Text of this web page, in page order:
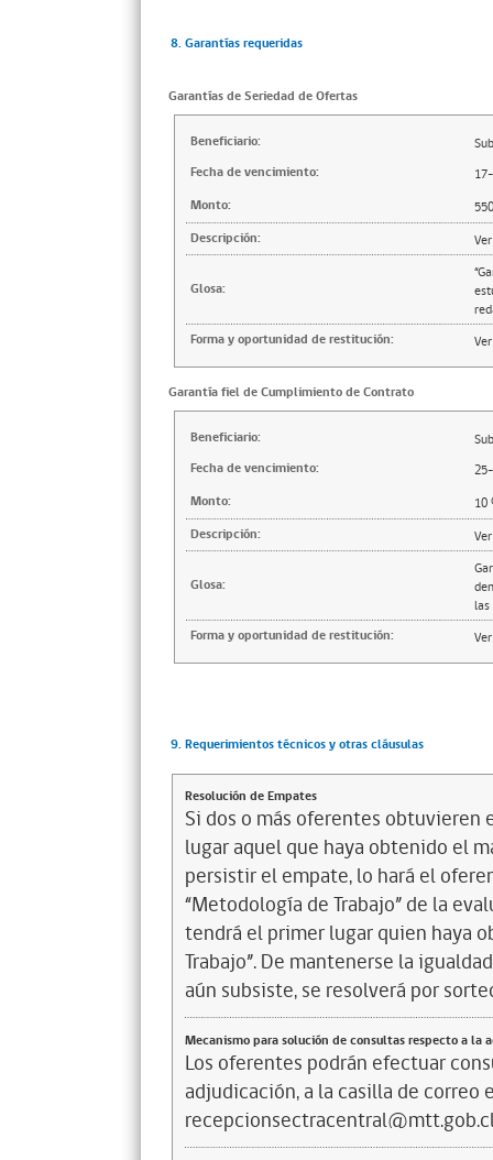
8. Garantías requeridas
Garantías de Seriedad de Ofertas
Beneficiario:
Fecha de vencimiento:
Monto:
Descripción:
Glosa:
Forma y oportunidad de restitución:
Garantía fiel de Cumplimiento de Contrato
Beneficiario:
Fecha de vencimiento:
Monto:
10
Descripción:
Glosa:
las
Forma y oportunidad de restitución:
9. Requerimientos técnicos y otras cláusulas
Resolución de Empates
Si dos o más oferentes
lugar aquel que haya obtenido el
persistir el empate, lo hará el
“Metodología de Trabajo” de la
tendrá el primer lugar quien haya
Trabajo”. De mantenerse la
aún subsiste, se resolverá por
Mecanismo para solución de consultas respecto a la
Los oferentes podrán efectuar
adjudicación, a la casilla de correo